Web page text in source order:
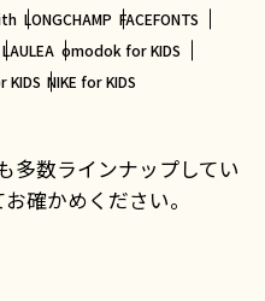
LONGCHAMP FACEFONTS
LAULEA omodok for KIDS
KIDS NIKE for KIDS
多数ラインナップしてい
確かめください。